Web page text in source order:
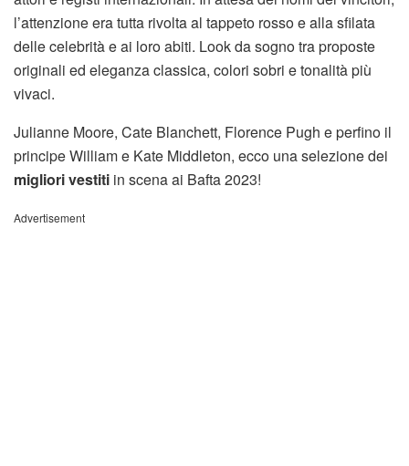
l’attenzione era tutta rivolta al tappeto rosso e alla sfilata
delle celebrità e ai loro abiti. Look da sogno tra proposte
originali ed eleganza classica, colori sobri e tonalità più
vivaci.
Julianne Moore, Cate Blanchett, Florence Pugh e perfino il
principe William e Kate Middleton, ecco una selezione dei
migliori vestiti in scena ai Bafta 2023!
Advertisement